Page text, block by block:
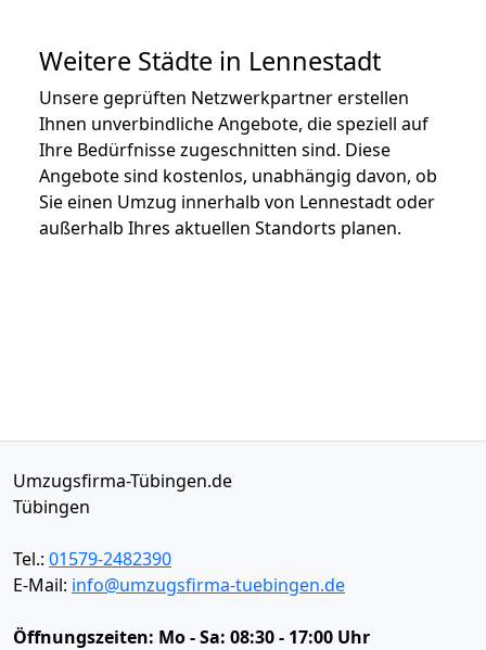
Weitere Städte in Lennestadt
Unsere geprüften Netzwerkpartner erstellen
Ihnen unverbindliche Angebote, die speziell auf
Ihre Bedürfnisse zugeschnitten sind. Diese
Angebote sind kostenlos, unabhängig davon, ob
Sie einen Umzug innerhalb von Lennestadt oder
außerhalb Ihres aktuellen Standorts planen.
Umzugsfirma-Tübingen.de
Tübingen
Tel.: 01579-2482390
E-Mail: info@umzugsfirma-tuebingen.de
Öffnungszeiten: Mo - Sa: 08:30 - 17:00 Uhr